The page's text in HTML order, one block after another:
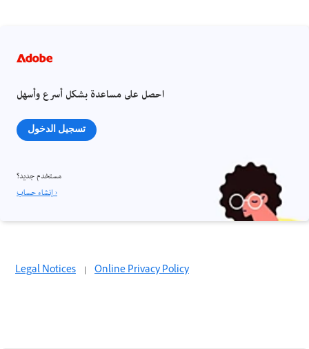
احصل على مساعدة بشكل أسرع وأسهل
تسجيل الدخول
مستخدم جديد؟
إنشاء حساب ›
Legal Notices | Online Privacy Policy